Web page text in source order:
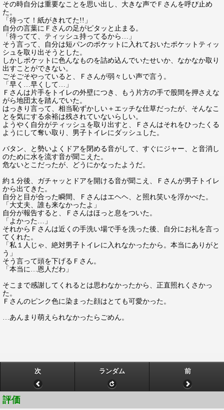
その時自分は重要なことを思い出し、大きな声でＦさんを呼び止め
た。
「待って！紙がきれてた!!」
自分の言葉にＦさんの足がピタッと止まる。
「待ってて、ティッシュ持ってるから…」
そう言って、自分は短パンのポケットに入れておいたポケットティッ
シュを取り出そうとした。
しかしポケットに色んなものを詰め込んでいたせいか、なかなか取り
出すことができない。
ごそごそやっていると、Ｆさんが弱々しい声で言う。
「早く…早くして…」
Ｆさんは片手をトイレの外壁につき、もう片方の手で股間を押さえな
がら地団太を踏んでいた。
はっきり言って、相当恥ずかしい＋エッチな仕草だったが、そんなこ
とを気にする余裕は残されていないらしい。
ようやく自分がティッシュを取り出すと、Ｆさんはそれをひったくる
ようにして奪い取り、男子トイレにダッシュした。
バタン、と勢いよくドアを閉める音がして、すぐにジャー、と音消し
のために水を流す音が聞こえた。
危ないとこだったが、どうにかなったようだ。
約１分後、ガチャッとドアを開ける音が聞こえ、Ｆさんが男子トイレ
から出てきた。
自分と目が合った瞬間、Ｆさんはエヘヘ、と照れ笑いを浮かべた。
「大丈夫、誰も来なかったよ」
自分が報告すると、Ｆさんはほっと息をついた。
「よかった…」
それからＦさんは近くの手洗い場で手を洗った後、自分にお礼を言っ
てくれた。
「私１人じゃ、絶対男子トイレに入れなかったから。本当にありがと
う」
そう言って頭を下げるＦさん。
「本当に…恩人だわ」
そこまで感謝してくれるとは思わなかったから、正直照れくさかっ
た。
Ｆさんのピンク色に染まった顔はとても可愛かった。
…あんまり萌えられなかったらごめん。
次 ランダム 前
評価